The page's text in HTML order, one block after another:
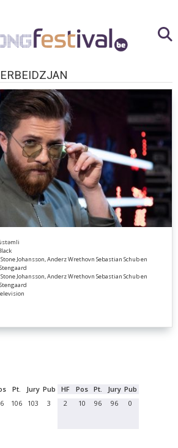
Johansson, Anderz Wrethovn Sebastian Schub en
Johansson, Anderz Wrethovn Sebastian Schub en
Pt. Jury Pub HF Pos Pt. Jury Pub
106 103 3 2 10 96 96 0